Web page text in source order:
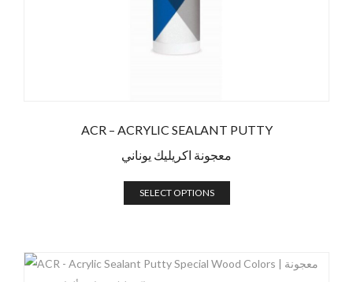
ACR – ACRYLIC SEALANT PUTTY
معجونة اكريليك يوناني
SELECT OPTIONS